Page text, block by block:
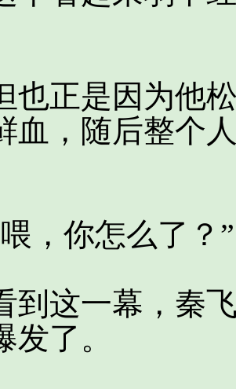
正是因为他松
血，随后整个
你怎么了？”
这一幕，秦飞
发了。